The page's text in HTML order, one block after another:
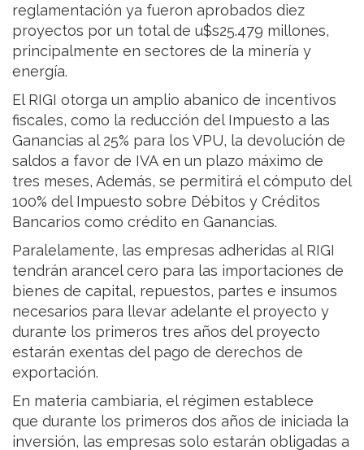
reglamentación ya fueron aprobados diez
proyectos por un total de u$s25.479 millones,
principalmente en sectores de la minería y
energía.
El RIGI otorga un amplio abanico de incentivos
fiscales, como la reducción del Impuesto a las
Ganancias al 25% para los VPU, la devolución de
saldos a favor de IVA en un plazo máximo de
tres meses, Además, se permitirá el cómputo del
100% del Impuesto sobre Débitos y Créditos
Bancarios como crédito en Ganancias.
Paralelamente, las empresas adheridas al RIGI
tendrán arancel cero para las importaciones de
bienes de capital, repuestos, partes e insumos
necesarios para llevar adelante el proyecto y
durante los primeros tres años del proyecto
estarán exentas del pago de derechos de
exportación.
En materia cambiaria, el régimen establece
que durante los primeros dos años de iniciada la
inversión, las empresas solo estarán obligadas a